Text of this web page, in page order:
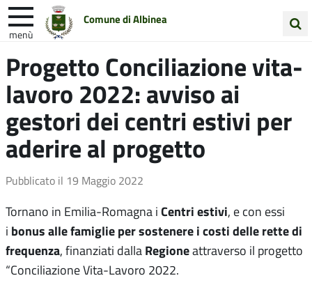
Comune di Albinea
menù
nel
sito
Entra in Comune Vivi Albinea
Unione Colline Matildiche
Progetto Conciliazione vita-
lavoro 2022: avviso ai
gestori dei centri estivi per
aderire al progetto
Pubblicato il 19 Maggio 2022
Tornano in Emilia-Romagna i Centri estivi, e con essi
i bonus alle famiglie per sostenere i costi delle rette di
frequenza, finanziati dalla Regioneattraverso il progetto
“Conciliazione Vita-Lavoro 2022.